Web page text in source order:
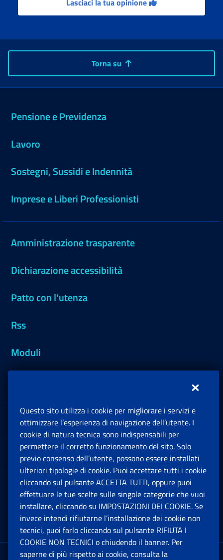
Lasciaci la tua opinione
Torna su
Pensione e Previdenza
Lavoro
Sostegni, Sussidi e Indennità
Imprese e Liberi Professionisti
Amministrazione trasparente
Dichiarazione accessibilità
Patto con l'utenza
Rss
Moduli
Sedi e Contatti
Software
Note Legali
App mobile
Questo sito utilizza i cookie per migliorare i servizi e
ottimizzare l’esperienza di navigazione dell’utente. I
cookie di natura tecnica sono indispensabili per
permettere il corretto funzionamento del sito. Solo
previo consenso dell’utente, possono essere installati
ulteriori tipologie di cookie. Puoi accettare tutti i cookie
cliccando sul pulsante ACCETTA TUTTI, oppure puoi
effettuare le tue scelte sulle singole categorie che vuoi
installare, cliccando su IMPOSTAZIONI DEI COOKIE. Se
invece intendi rifiutarne l’installazione dei cookie non
tecnici, puoi farlo cliccando sul pulsante RIFIUTA I
COOKIE NON TECNICI o chiudendo il banner. Per
saperne di più rispetto ai cookie, consulta la